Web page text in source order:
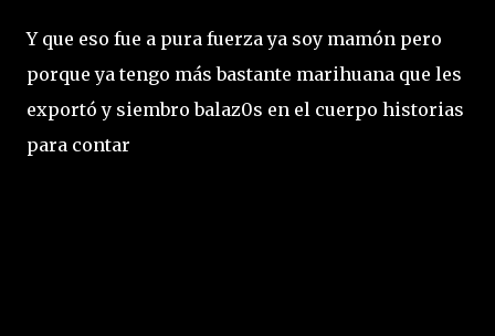
Y que eso fue a pura fuerza ya soy mamón pero
porque ya tengo más bastante marihuana que les
exportó y siembro balaz0s en el cuerpo historias
para contar